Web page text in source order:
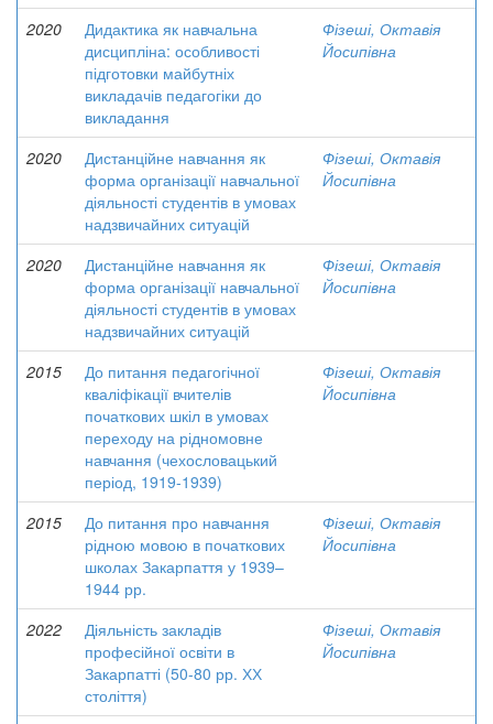
2020
Дидактика як навчальна
дисципліна: особливості
підготовки майбутніх
викладачів педагогіки до
викладання
Фізеші, Октавія
Йосипівна
2020
Дистанційне навчання як
форма організації навчальної
діяльності студентів в умовах
надзвичайних ситуацій
Фізеші, Октавія
Йосипівна
2020
Дистанційне навчання як
форма організації навчальної
діяльності студентів в умовах
надзвичайних ситуацій
Фізеші, Октавія
Йосипівна
2015
До питання педагогічної
кваліфікації вчителів
початкових шкіл в умовах
переходу на рідномовне
навчання (чехословацький
період, 1919-1939)
Фізеші, Октавія
Йосипівна
2015
До питання про навчання
рідною мовою в початкових
школах Закарпаття у 1939–
1944 рр.
Фізеші, Октавія
Йосипівна
2022
Діяльність закладів
професійної освіти в
Закарпатті (50-80 рр. ХХ
століття)
Фізеші, Октавія
Йосипівна